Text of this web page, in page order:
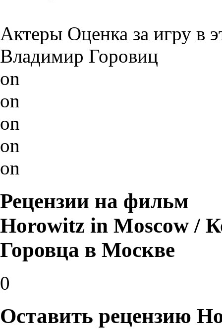
Актеры Оценка за игру в
Владимир Горовиц
on
on
on
on
on
Рецензии на фильм
Horowitz in Moscow /
Горовца в Москве
0
Оставить рецензию